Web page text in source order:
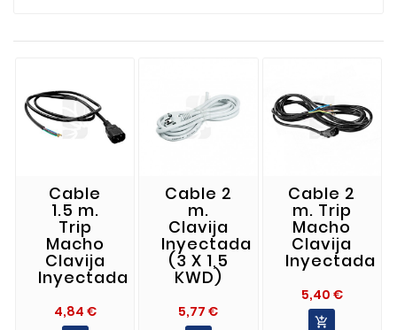
Cable
1.5 m.
Trip
Macho
Clavija
Inyectada
4,84 €Precio
Cable 2
m.
Clavija
Inyectada
(3 X 1,5
KWD)
5,77 €Precio
Cable 2
m. Trip
Macho
Clavija
Inyectada
5,40 €Precio
